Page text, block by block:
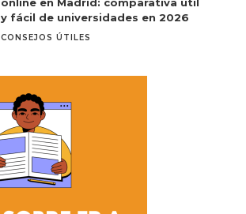
y fácil de universidades en 2026
CONSEJOS ÚTILES